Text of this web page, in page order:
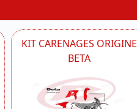
KIT CARENAGES ORIGINE
BETA